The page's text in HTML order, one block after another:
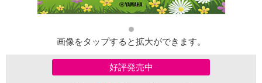
画像をタップすると拡大ができます。
好評発売中